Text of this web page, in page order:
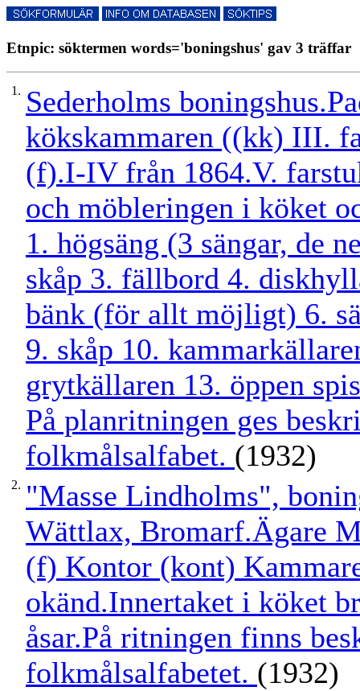
Etnpic: söktermen words='boningshus' gav 3 träffar
1. Sederholms
kökskammaren ((kk) III.
(f).I-IV från 1864.V.
och möbleringen i köket
1. högsäng (3 sängar, de
skåp 3. fällbord 4.
bänk (för allt möjligt) 6.
9. skåp 10.
grytkällaren 13. öppen
På planritningen ges
folkmålsalfabet. (1932)
2. "Masse Lindholms",
Wättlax, Bromarf.Ägare
(f) Kontor (kont)
okänd.Innertaket i köket
åsar.På ritningen finns
folkmålsalfabetet. (1932)